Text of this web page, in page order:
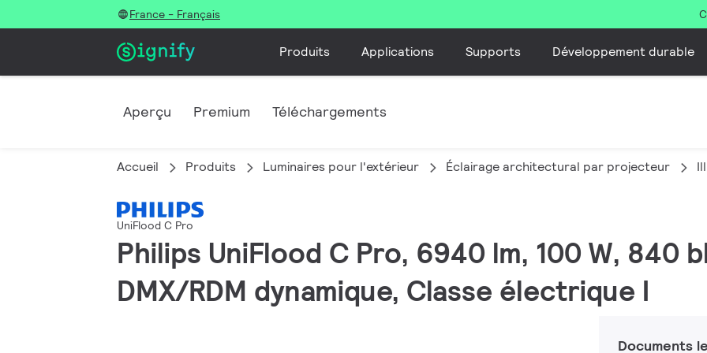
France - Français
Produits Applications Supports Développement durable
Aperçu Premium Téléchargements
Accueil Produits Luminaires pour l'extérieur Éclairage architectural par projecteur
UniFlood C Pro
Philips UniFlood C Pro, 6940 lm, 100 W, 840
DMX/RDM dynamique, Classe électrique I
Documents